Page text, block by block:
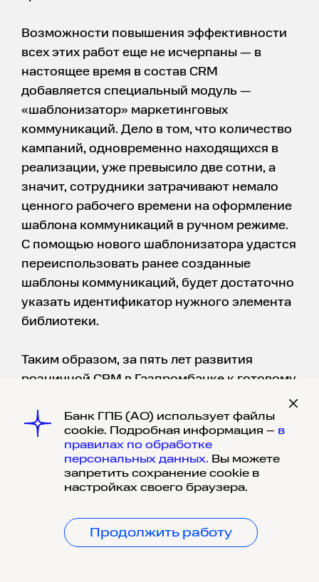
Возможности повышения эффективности
всех этих работ еще не исчерпаны — в
настоящее время в состав CRM
добавляется специальный модуль —
«шаблонизатор» маркетинговых
коммуникаций. Дело в том, что количество
кампаний, одновременно находящихся в
реализации, уже превысило две сотни, а
значит, сотрудники затрачивают немало
ценного рабочего времени на оформление
шаблона коммуникаций в ручном режиме.
С помощью нового шаблонизатора удастся
переиспользовать ранее созданные
шаблоны коммуникаций, будет достаточно
указать идентификатор нужного элемента
библиотеки.
Таким образом, за пять лет развития
розничной CRM в Газпромбанке к готовому
вспомогательные модули для основного
CRM, призванные оптимизировать как
персонифицированную работу с
предложениями банка клиентам, так и сами
коммуникации с клиентами. Причем, банк
дополнительных модулей, который
Банк ГПБ (АО) использует файлы
cookie. Подробная информация – в
правилах по обработке
персональных данных. Вы можете
запретить сохранение cookie в
настройках своего браузера.
Продолжить работу